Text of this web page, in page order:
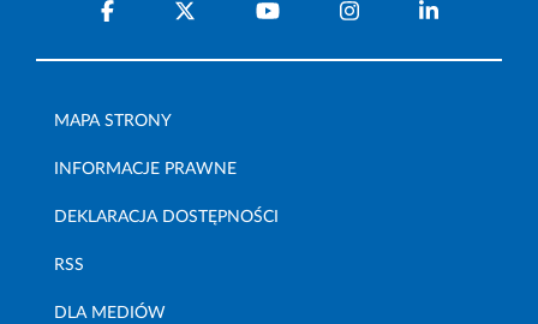
MAPA STRONY
INFORMACJE PRAWNE
DEKLARACJA DOSTĘPNOŚCI
RSS
DLA MEDIÓW